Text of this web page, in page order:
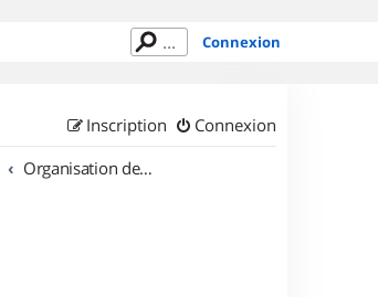
Connexion
Connexion
Inscription
Organisation de sorties en région Bretagne